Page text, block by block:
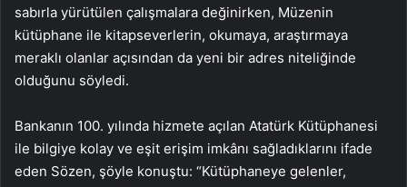
sabırla yürütülen çalışmalara değinirken, Müzenin
kütüphane ile kitapseverlerin, okumaya, araştırmaya
meraklı olanlar açısından da yeni bir adres niteliğinde
olduğunu söyledi.
Bankanın 100. yılında hizmete açılan Atatürk Kütüphanesi
ile bilgiye kolay ve eşit erişim imkânı sağladıklarını ifade
eden Sözen, şöyle konuştu: “Kütüphaneye gelenler,